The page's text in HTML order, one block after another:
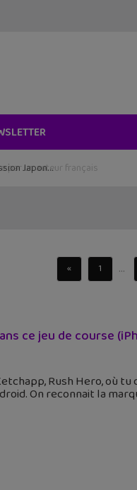
Japon…
« 1 ...
ce jeu de course
Rush Hero, où
On reconnait la